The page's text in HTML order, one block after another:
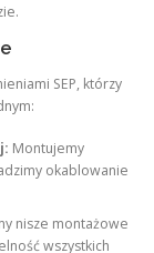
SEP, którzy
Montujemy
okablowanie
nisze montażowe
wszystkich